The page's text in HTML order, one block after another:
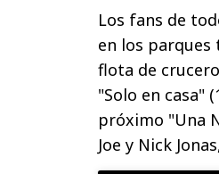
Los fans de
en los parques
flota de
"Solo en casa"
próximo "Una
Joe y Nick